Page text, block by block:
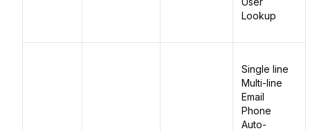
Lookup
Single line
Multi-line
Email
Phone
Auto-